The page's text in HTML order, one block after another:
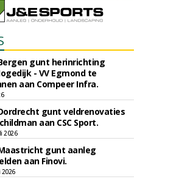
gunt herinrichting
- VV Egmond te
aan Compeer Infra.
gunt veldrenovaties
aan CSC Sport.
2026
gunt aanleg
aan Finovi.